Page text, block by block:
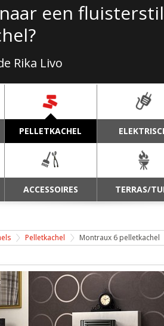
FINN
een
Rika Livo
PELLETKACHEL
ACCESSOIRES TERRAS/
Pelletkachel Montraux 6 pelletkachel